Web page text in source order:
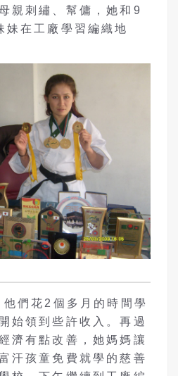
親刺繡、幫傭，她和9
妹在工廠學習編織地
們花2個多月的時間學
始領到些許收入。再過
濟有點改善，她媽媽讓
汗孩童免費就學的慈善